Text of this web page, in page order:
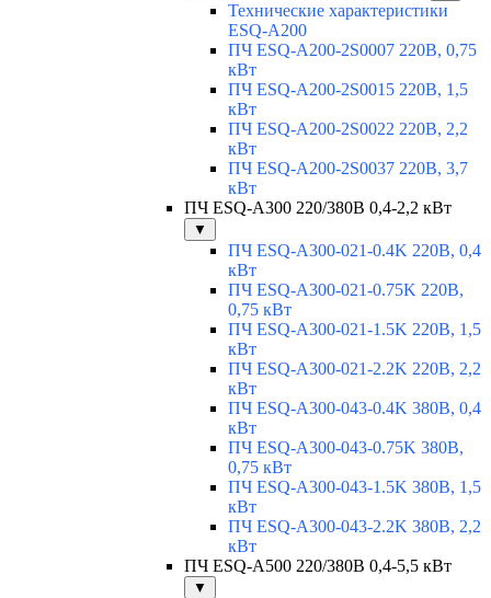
Технические характеристики
ESQ-A200
ПЧ ESQ-A200-2S0007 220В, 0,75
кВт
ПЧ ESQ-A200-2S0015 220В, 1,5
кВт
ПЧ ESQ-A200-2S0022 220В, 2,2
кВт
ПЧ ESQ-A200-2S0037 220В, 3,7
кВт
ПЧ ESQ-A300 220/380В 0,4-2,2 кВт
▼
ПЧ ESQ-A300-021-0.4K 220В, 0,4
кВт
ПЧ ESQ-A300-021-0.75K 220В,
0,75 кВт
ПЧ ESQ-A300-021-1.5K 220В, 1,5
кВт
ПЧ ESQ-A300-021-2.2K 220В, 2,2
кВт
ПЧ ESQ-A300-043-0.4K 380В, 0,4
кВт
ПЧ ESQ-A300-043-0.75K 380В,
0,75 кВт
ПЧ ESQ-A300-043-1.5K 380В, 1,5
кВт
ПЧ ESQ-A300-043-2.2K 380В, 2,2
кВт
ПЧ ESQ-A500 220/380В 0,4-5,5 кВт
▼